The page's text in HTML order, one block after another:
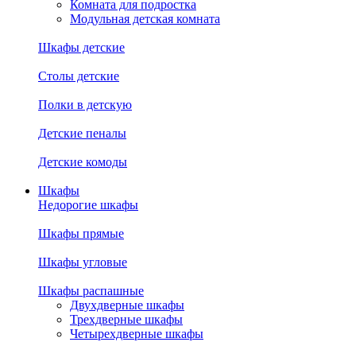
Комната для подростка
Модульная детская комната
Шкафы детские
Столы детские
Полки в детскую
Детские пеналы
Детские комоды
Шкафы
Недорогие шкафы
Шкафы прямые
Шкафы угловые
Шкафы распашные
Двухдверные шкафы
Трехдверные шкафы
Четырехдверные шкафы